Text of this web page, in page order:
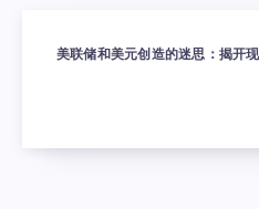
美联储和美元创造的迷思：揭开